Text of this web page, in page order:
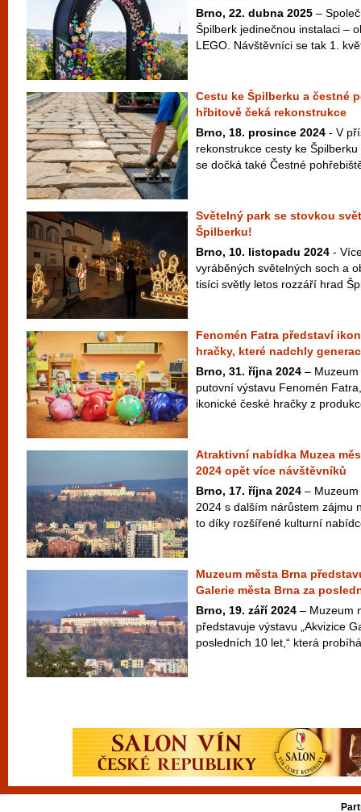
Brno, 22. dubna 2025 –
Špilberk jedinečnou instalaci –
LEGO. Návštěvníci se tak 1.
Cestu ke Špilberku a čestné
hřbitově čeká rekonstrukce
Brno, 18. prosince 2024 - V
rekonstrukce cesty ke
se dočká také Čestné
Světelný park se stovkou
Špilberku!
Brno, 10. listopadu 2024 -
vyráběných světelných soch a
tisíci světly letos rozzáří hrad
Fenomén Fatra představí
hračky, které nadchly
Brno, 31. října 2024 –
putovní výstavu Fenomén
ikonické české hračky z
Atraktivní nabídka Muzea
2024 opět více návštěvníků
Brno, 17. října 2024 –
2024 s dalším nárůstem zájmu
to díky rozšířené kulturní
Muzeum města Brna
Galerie města Brna za
Brno, 19. září 2024 – Muzeum
představuje výstavu „Akvizice
posledních 10 let,“ která